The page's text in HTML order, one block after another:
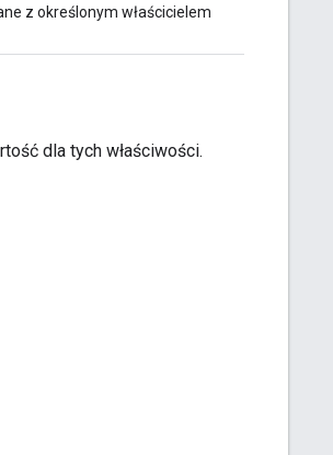
z określonym właścicielem
dla tych właściwości.